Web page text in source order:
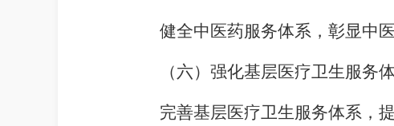
健全中医药服务体系，彰显中
（六）强化基层医疗卫生服务
完善基层医疗卫生服务体系，